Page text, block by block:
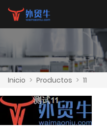
Inicio > Productos > 11